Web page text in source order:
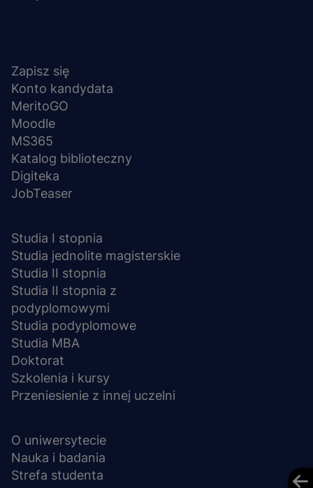
stopka
Zapisz się
Konto kandydata
MeritoGO
Moodle
MS365
Katalog biblioteczny
Digiteka
JobTeaser
Studia I stopnia
Studia jednolite magisterskie
Studia II stopnia
Studia II stopnia z
podyplomowymi
Studia podyplomowe
Studia MBA
Doktorat
Szkolenia i kursy
Przeniesienie z innej uczelni
O uniwersytecie
Nauka i badania
Strefa studenta